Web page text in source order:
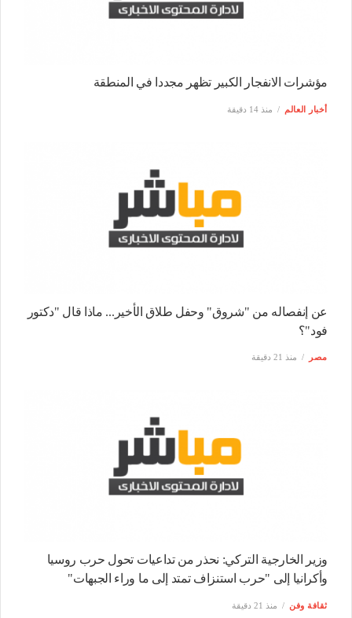
مؤشرات الانفجار الكبير تظهر مجددا في المنطقة
أخبار العالم منذ 14 دقيقة
عن إنفصاله من "شروق" وحفل طلاق الأخير... ماذا قال "دكتور
فود"؟
مصر منذ 21 دقيقة
وزير الخارجية التركي: نحذر من تداعيات تحول حرب روسيا
وأكرانيا إلى "حرب استنزاف تمتد إلى ما وراء الجبهات"
ثقافة وفن منذ 21 دقيقة